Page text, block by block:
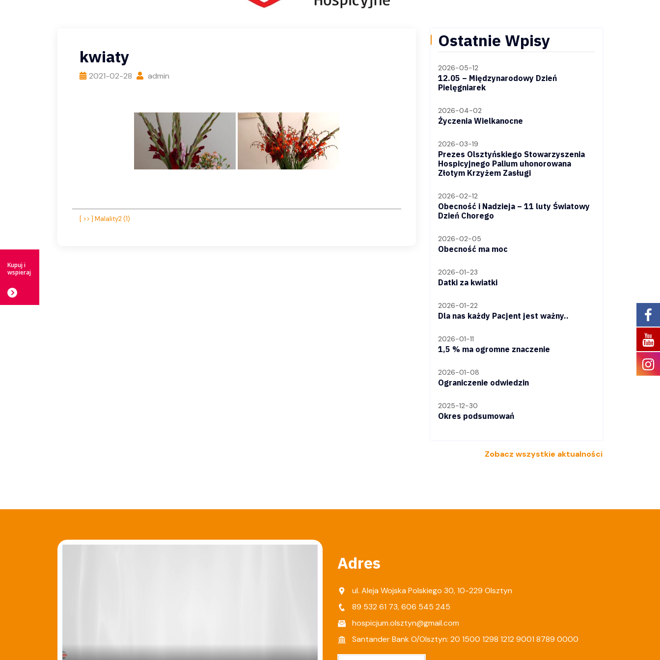
kwiaty
2021-02-28 admin
Nawigacja
[ >> ] Malality2 (1)
Ostatnie Wpisy
2026-05-12
12.05 – Międzynarodowy Dzień
Pielęgniarek
2026-04-02
Życzenia Wielkanocne
2026-03-19
Prezes Olsztyńskiego Stowarzyszenia
Hospicyjnego Palium uhonorowana
Złotym Krzyżem Zasługi
2026-02-12
Obecność i Nadzieja – 11 luty Światowy
Dzień Chorego
2026-02-05
Obecność ma moc
2026-01-23
Datki za kwiatki
2026-01-22
Dla nas każdy Pacjent jest ważny..
2026-01-11
1,5 % ma ogromne znaczenie
2026-01-08
Ograniczenie odwiedzin
2025-12-30
Okres podsumowań
Zobacz wszystkie aktualności
Adres
ul. Aleja Wojska Polskiego 30, 10-229 Olsztyn
89 532 61 73,606 545 245
hospicjum.olsztyn@gmail.com
Santander Bank O/Olsztyn: 20 1500 1298 1212 9001 8789 0000
Kupuj i
wspieraj